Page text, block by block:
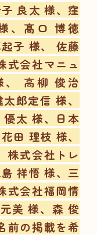
良太 様、窪
、髙口 博徳
子 様、 佐藤
式会社マニュ
、 高柳 俊治
郎定信 様、
太 様、日本
田 理枝 様、
株式会社トレ
祥悟 様、三
式会社福岡情
美 様、森 俊
前の掲載を希